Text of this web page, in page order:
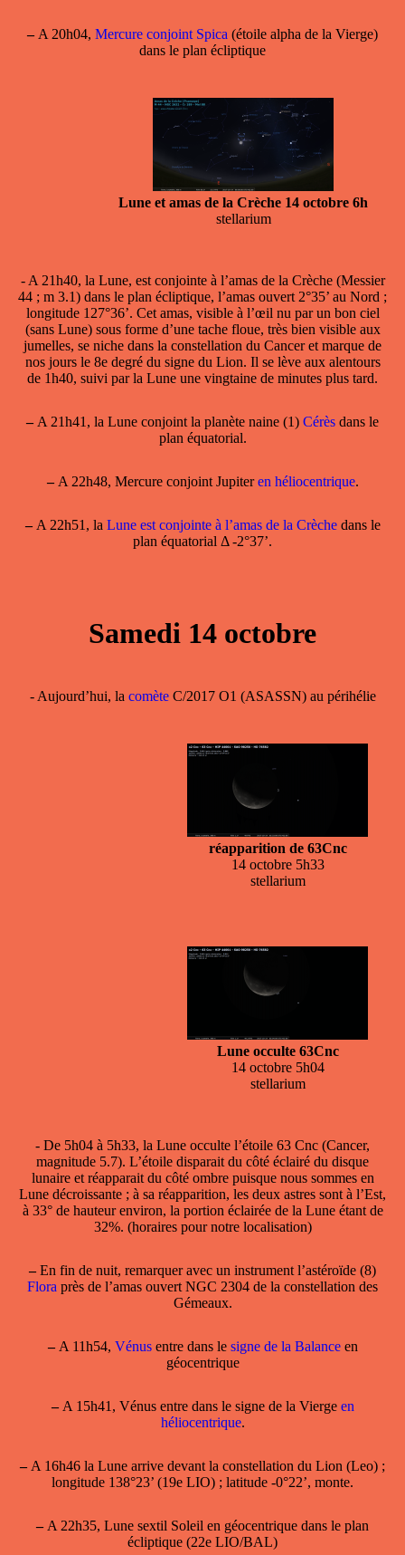
–A 20h04, Mercure conjoint Spica (étoile alpha de la Vierge)
dans le plan écliptique
Lune et amas de la Crèche 14 octobre 6h
stellarium
- A 21h40, la Lune, est conjointe à l’amas de la Crèche(Messier
44 ; m 3.1) dans le plan écliptique, l’amas ouvert 2°35’ au Nord ;
longitude 127°36’. Cet amas, visible à l’œil nu par un bon ciel
(sans Lune) sous forme d’une tache floue, très bien visible aux
jumelles, se niche dans la constellation du Cancer et marque de
nos jours le 8e degré du signe du Lion. Il se lève aux alentours
de 1h40, suivi par la Lune une vingtaine de minutes plus tard.
–A 21h41, la Lune conjoint la planète naine (1) Cérès dans le
plan équatorial.
–A 22h48, Mercure conjoint Jupiteren héliocentrique.
–A 22h51, la Lune est conjointe à l’amas de la Crèchedans le
plan équatorial Δ -2°37’.
Samedi 14 octobre
- Aujourd’hui, la comèteC/2017 O1 (ASASSN) au périhélie
réapparition de 63Cnc
14 octobre 5h33
stellarium
Lune occulte 63Cnc
14 octobre 5h04
stellarium
- De 5h04 à 5h33, la Lune occulte l’étoile 63 Cnc (Cancer,
magnitude 5.7). L’étoile disparait du côté éclairé du disque
lunaire et réapparait du côté ombre puisque nous sommes en
Lune décroissante ; à sa réapparition, les deux astres sont à l’Est,
à 33° de hauteur environ, la portion éclairée de la Lune étant de
32%. (horaires pour notre localisation)
–En fin de nuit, remarquer avec un instrument l’astéroïde (8)
Flora près de l’amas ouvert NGC 2304 de la constellation des
Gémeaux.
–A 11h54, Vénusentre dans le signe de la Balanceen
géocentrique
–A 15h41, Vénus entre dans le signe de la Vierge en
héliocentrique.
–A 16h46 la Lune arrive devant la constellation du Lion (Leo) ;
longitude 138°23’ (19e LIO) ; latitude -0°22’, monte.
–A 22h35, Lune sextil Soleil en géocentrique dans le plan
écliptique (22e LIO/BAL)